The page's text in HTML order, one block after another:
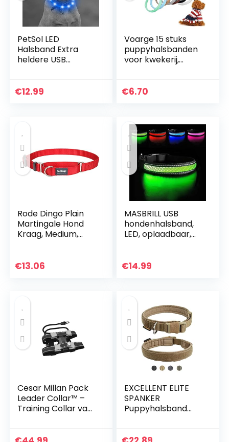
PetSol LED
Halsband Extra
heldere USB
gesneden
zichtbaarheid en
veiligheid voor uw
hond (Blauw)
€12.99
Voarge 15 stuks
puppyhalsbanden
voor kwekerij,
puppyhalsband,
identificatie,
hondenmerken,
meerkleurige nylon
puppyhalsbanden
€6.70
Rode Dingo Plain
Martingale Hond
Kraag, Medium,
€13.06
MASBRILL USB
hondenhalsband,
LED, oplaadbaar,
knipperlicht, Dog
Neck Loop (S,
Groen)
€14.99
Cesar Millan Pack
Leader Collar™ –
Training Collar van
EXCELLENT ELITE
SPANKER
Puppyhalsband
halsband met